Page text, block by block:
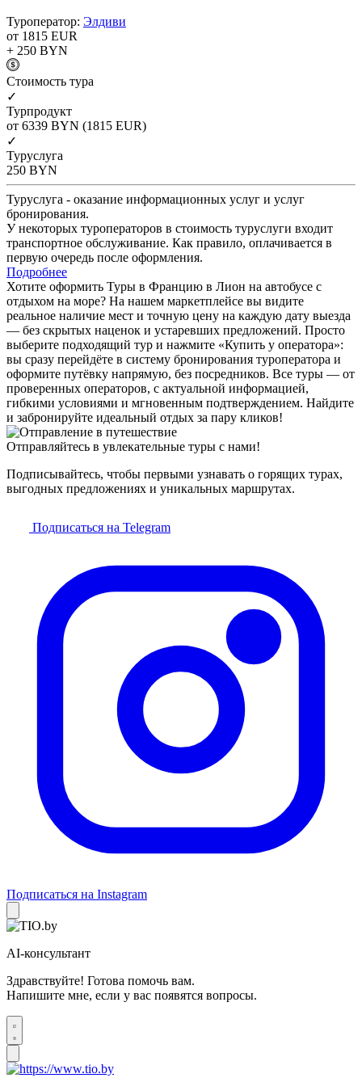
Туроператор: Элдиви
от 1815 EUR
+ 250 BYN
Cтоимость тура
✓
Турпродукт
от 6339 BYN (1815 EUR)
✓
Туруслуга
250 BYN
Туруслуга - оказание информационных услуг и услуг
бронирования.
У некоторых туроператоров в стоимость туруслуги входит
транспортное обслуживание. Как правило, оплачивается в
первую очередь после оформления.
Подробнее
Хотите оформить Туры в Францию в Лион на автобусе с
отдыхом на море? На нашем маркетплейсе вы видите
реальное наличие мест и точную цену на каждую дату выезда
— без скрытых наценок и устаревших предложений. Просто
выберите подходящий тур и нажмите «Купить у оператора»:
вы сразу перейдёте в систему бронирования туроператора и
оформите путёвку напрямую, без посредников. Все туры — от
проверенных операторов, с актуальной информацией,
гибкими условиями и мгновенным подтверждением. Найдите
и забронируйте идеальный отдых за пару кликов!
Отправляйтесь в увлекательные туры с нами!
Подписывайтесь, чтобы первыми узнавать о горящих турах,
выгодных предложениях и уникальных маршрутах.
Подписаться на Telegram
Подписаться на Instagram
AI-консультант
Здравствуйте! Готова помочь вам.
Напишите мне, если у вас появятся вопросы.